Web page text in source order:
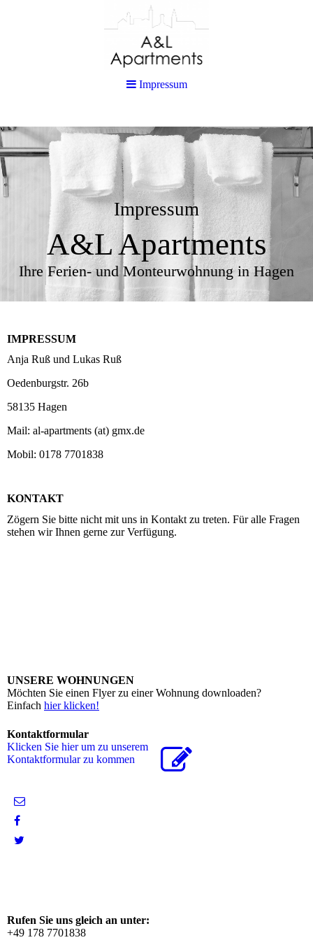
Impressum
A&L Apartments
Ihre Ferien- und Monteurwohnung in Hagen
IMPRESSUM
Anja Ruß und Lukas Ruß
Oedenburgstr. 26b
58135 Hagen
Mail: al-apartments (at) gmx.de
Mobil: 0178 7701838
KONTAKT
Zögern Sie bitte nicht mit uns in Kontakt zu treten. Für alle Fragen
stehen wir Ihnen gerne zur Verfügung.
UNSERE WOHNUNGEN
Möchten Sie einen Flyer zu einer Wohnung downloaden?
Einfach hier klicken!
Kontaktformular
Klicken Sie hier um zu unserem
Kon­takt­for­mu­lar zu kommen
Rufen Sie uns gleich an unter:
+49 178 7701838
Impressum